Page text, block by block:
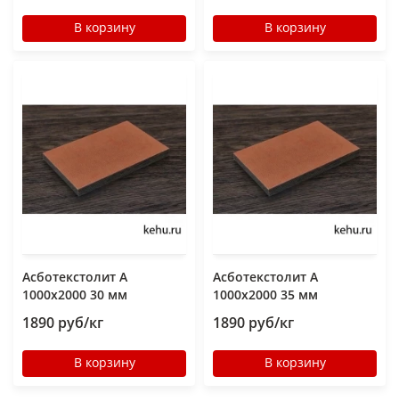
В корзину В корзину
Асботекстолит А
1000х2000 30 мм
1890 руб/кг
В корзину
Асботекстолит А
1000х2000 35 мм
1890 руб/кг
В корзину